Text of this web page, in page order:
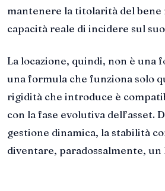
mantenere la titolarità del bene
capacità reale di incidere sul
La locazione, quindi, non è una
una formula che funziona solo
rigidità che introduce è
con la fase evolutiva dell’asset.
gestione dinamica, la stabilità
diventare, paradossalmente,